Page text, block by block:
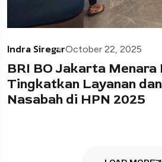
Indra SiregarOctober 22, 2025
BRI BO Jakarta Menara
Tingkatkan Layanan
Nasabah di HPN 2025